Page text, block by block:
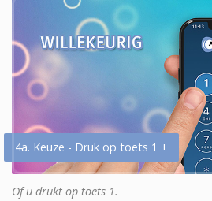
4a. Keuze - Druk op toets 1 +
Of u drukt op toets 1.